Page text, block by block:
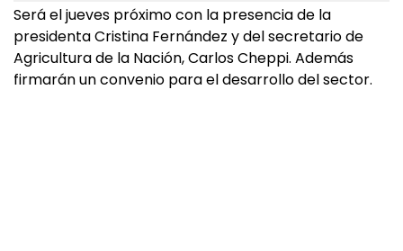
Será el jueves próximo con la presencia de la
presidenta Cristina Fernández y del secretario de
Agricultura de la Nación, Carlos Cheppi. Además
firmarán un convenio para el desarrollo del sector.